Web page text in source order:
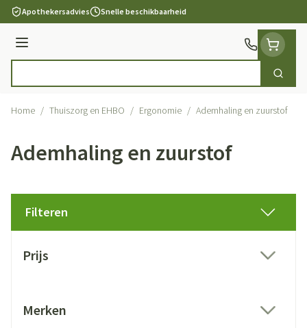
Ga naar de inhoud
Apothekersadvies Snelle beschikbaarheid
Menu
Zoek
Home / Thuiszorg en EHBO / Ergonomie / Ademhaling en zuurstof
Ademhaling en zuurstof
Filteren
Prijs
Merken